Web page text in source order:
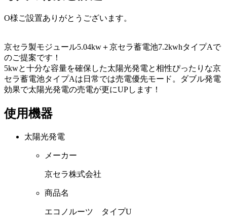
O様ご設置ありがとうございます。
京セラ製モジュール5.04kw＋京セラ蓄電池7.2kwhタイプAで
のご提案です！
5kwと十分な容量を確保した太陽光発電と相性ぴったりな京
セラ蓄電池タイプAは日常では売電優先モード。ダブル発電
効果で太陽光発電の売電が更にUPします！
使用機器
太陽光発電
メーカー
京セラ株式会社
商品名
エコノルーツ タイプU